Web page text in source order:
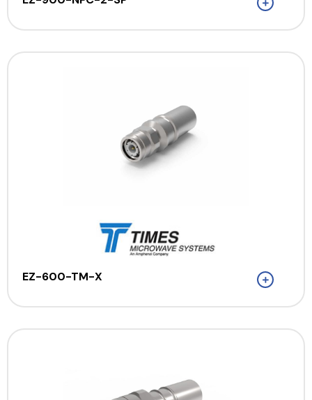
EZ-600-TM-X